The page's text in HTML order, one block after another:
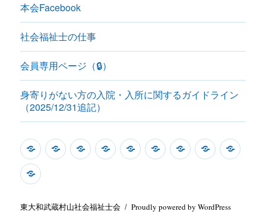
本会Facebook
社会福祉士の仕事
会員専用ページ（🔒）
身寄りがない方の入院・入所に関するガイドライン
（2025/12/31追記）
本
開
情
本
一
本
い
本
計
主
場
お
わ
本
社
士
会
身
り
東大和武蔵村山社会福祉士会 Proudly powered by WordPress